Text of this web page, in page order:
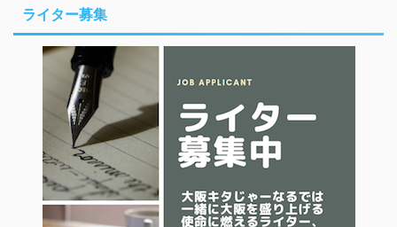
ライター募集